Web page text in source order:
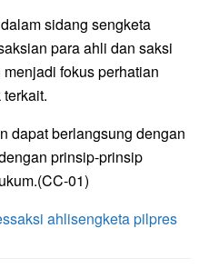
sidang sengketa
para ahli dan saksi
fokus perhatian
dapat berlangsung dengan
prinsip-prinsip
01)
saksi ahlisengketa pilpres